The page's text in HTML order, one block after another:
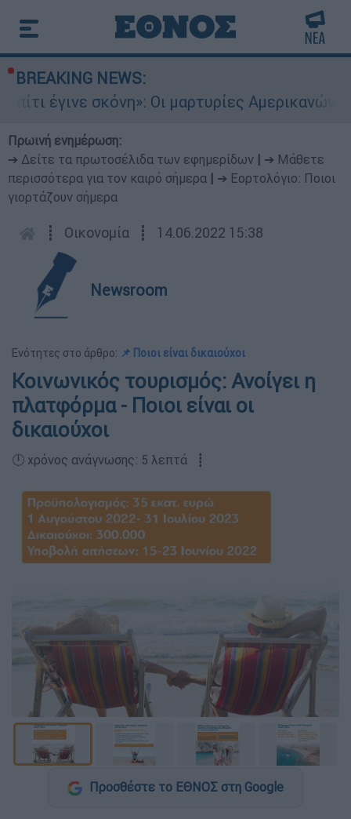
BREAKING NEWS:
έγινε σκόνη»: Οι μαρτυρίες Αμερικανών που
Πρωινή ενημέρωση:
➔ Δείτε τα πρωτοσέλιδα των εφημερίδων
➔ Μάθετε
περισσότερα για τον καιρό σήμερα
➔ Εορτολόγιο: Ποιοι
γιορτάζουν σήμερα
┋ Οικονομία ┋ 14.06.2022 15:38
Newsroom
Ενότητες στο άρθρο: 📌 Ποιοι είναι δικαιούχοι
Κοινωνικός τουρισμός: Ανοίγει η
πλατφόρμα - Ποιοι είναι οι
δικαιούχοι
🕛 χρόνος ανάγνωσης: 5 λεπτά ┋
Προσθέστε το ΕΘΝΟΣ στη Google